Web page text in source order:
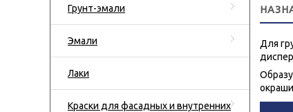
Грунт-эмали
Эмали
Лаки
Краски для фасадных и внутренних
Для